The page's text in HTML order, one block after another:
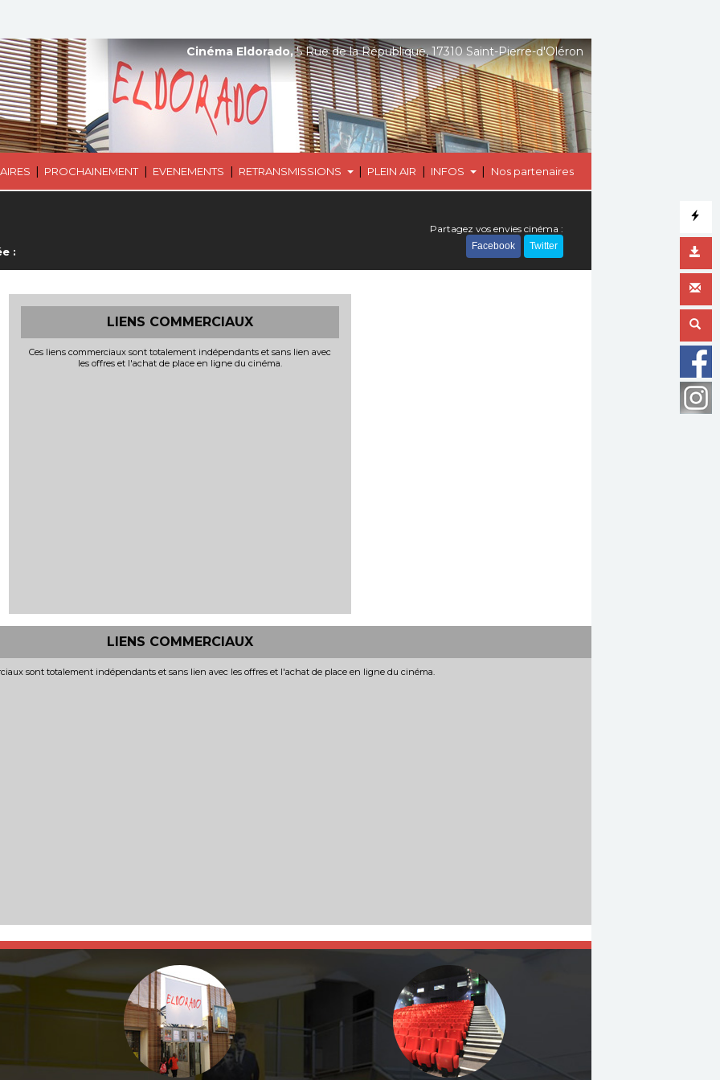
| PROCHAINEMENT | EVENEMENTS | RETRANSMISSIONS | PLEIN AIR | INFOS | Nos partenaires
Cinéma Eldorado,5 Rue de la République, 17310 Saint-Pierre-d'Oléron
:
Partagez vos envies cinéma :
Facebook Twitter
LIENS COMMERCIAUX
Ces liens commerciaux sont totalement indépendants et sans lien avec
les offres et l'achat de place en ligne du cinéma.
LIENS COMMERCIAUX
sont totalement indépendants et sans lien avec les offres et l'achat de place en ligne du cinéma.